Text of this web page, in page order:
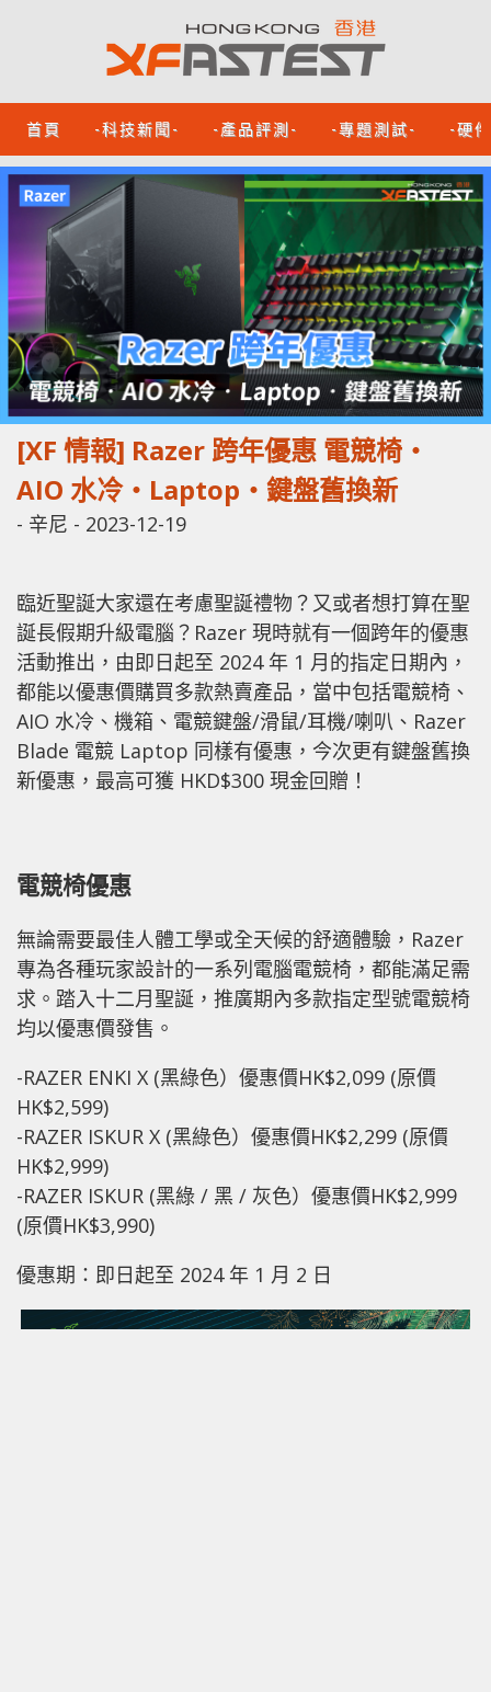
首頁 -科技新聞- -產品評測- -專題測試- -硬
[XF 情報] Razer 跨年優惠 電競椅‧
AIO 水冷‧Laptop‧鍵盤舊換新
- 辛尼 - 2023-12-19
臨近聖誕大家還在考慮聖誕禮物？又或者想打算在聖
誕長假期升級電腦？Razer 現時就有一個跨年的優惠
活動推出，由即日起至 2024 年 1 月的指定日期內，
都能以優惠價購買多款熱賣產品，當中包括電競椅、
AIO 水冷、機箱、電競鍵盤/滑鼠/耳機/喇叭、Razer
Blade 電競 Laptop 同樣有優惠，今次更有鍵盤舊換
新優惠，最高可獲 HKD$300 現金回贈！
電競椅優惠
無論需要最佳人體工學或全天候的舒適體驗，Razer
專為各種玩家設計的一系列電腦電競椅，都能滿足需
求。踏入十二月聖誕，推廣期內多款指定型號電競椅
均以優惠價發售。
-RAZER ENKI X (黑綠色）優惠價HK$2,099 (原價
HK$2,599)
-RAZER ISKUR X (黑綠色）優惠價HK$2,299 (原價
HK$2,999)
-RAZER ISKUR (黑綠 / 黑 / 灰色）優惠價HK$2,999
(原價HK$3,990)
優惠期：即日起至 2024 年 1 月 2 日